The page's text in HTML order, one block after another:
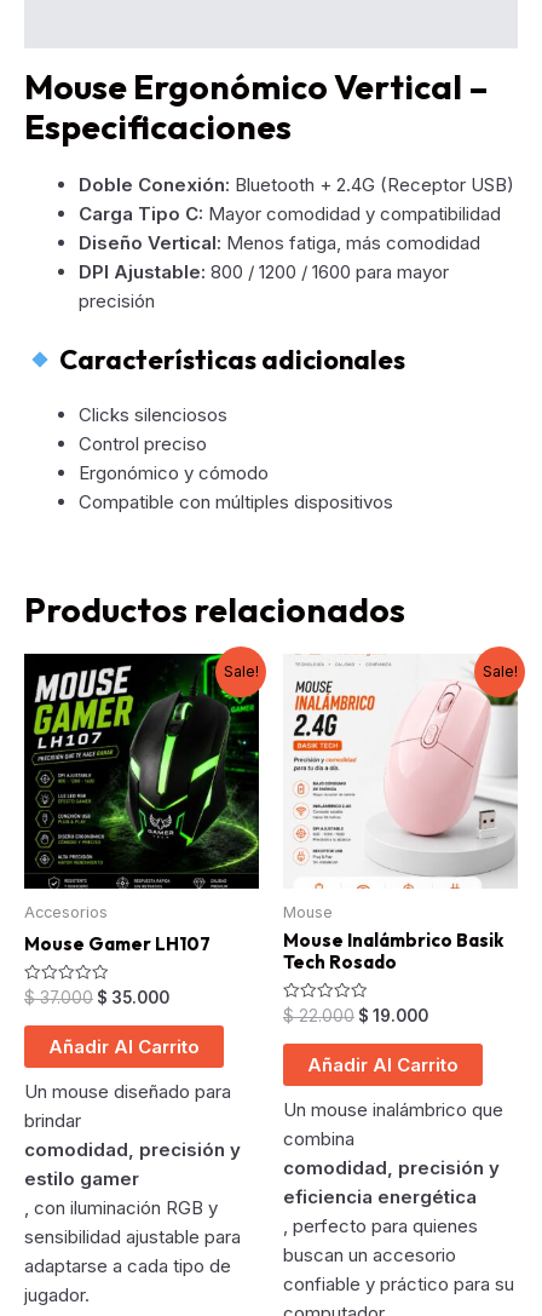
Mouse Ergonómico Vertical –
Especificaciones
Doble Conexión: Bluetooth + 2.4G (Receptor USB)
Carga Tipo C: Mayor comodidad y compatibilidad
Diseño Vertical: Menos fatiga, más comodidad
DPI Ajustable: 800 / 1200 / 1600 para mayor
precisión
Características adicionales
Clicks silenciosos
Control preciso
Ergonómico y cómodo
Compatible con múltiples dispositivos
Productos relacionados
Sale!
Accesorios
Mouse Gamer LH107
Valorado
en
0
$37.000 Original
was:
$ 37.000.
$ 35.000Current
is:
$ 35.000.
Añadir Al Carrito
Un mouse diseñado para
brindar
comodidad, precisión y
estilo gamer
, con iluminación RGB y
sensibilidad ajustable para
adaptarse a cada tipo de
jugador.
Sale!
Mouse
Mouse Inalámbrico Basik
Tech Rosado
Valorado
en
0
$22.000 Original
was:
$ 22.000.
$ 19.000Current
is:
$ 19.000.
Añadir Al Carrito
Un mouse inalámbrico que
combina
comodidad, precisión y
eficiencia energética
, perfecto para quienes
buscan un accesorio
confiable y práctico para su